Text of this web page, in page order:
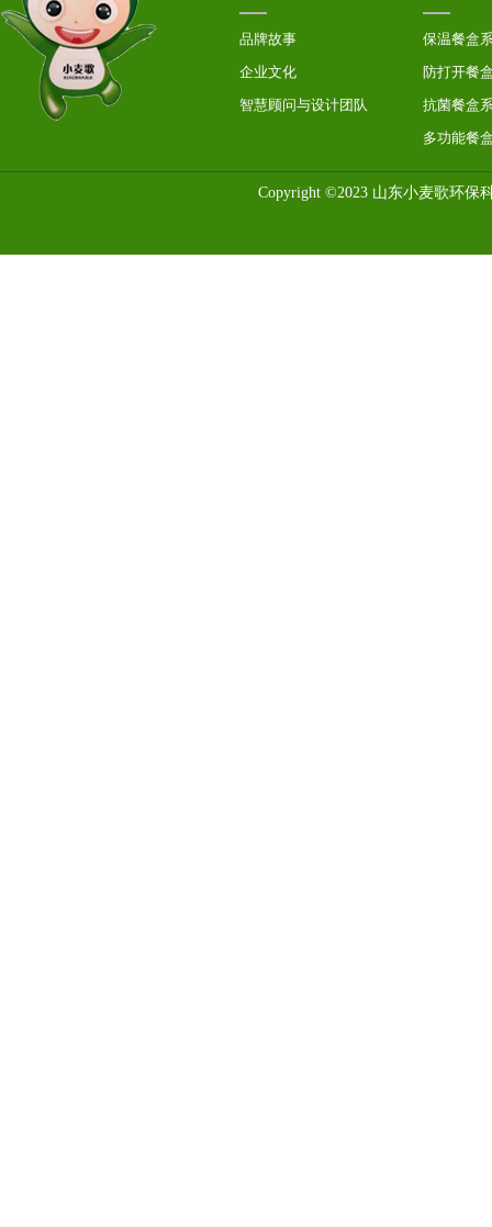
品牌故事
企业文化
智慧顾问与设计团队
保温餐盒
防打开餐
抗菌餐盒
多功能餐
Copyright ©2023 山东小麦歌环保